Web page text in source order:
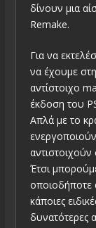
δίνουν μια
Remake.
Για να
να έχουμε
αντίστοιχο
έκδοση του
Απλά με το
αντιστοιχούν
Έτσι
οποιοδήποτε
κάποιες
δυνατότερες